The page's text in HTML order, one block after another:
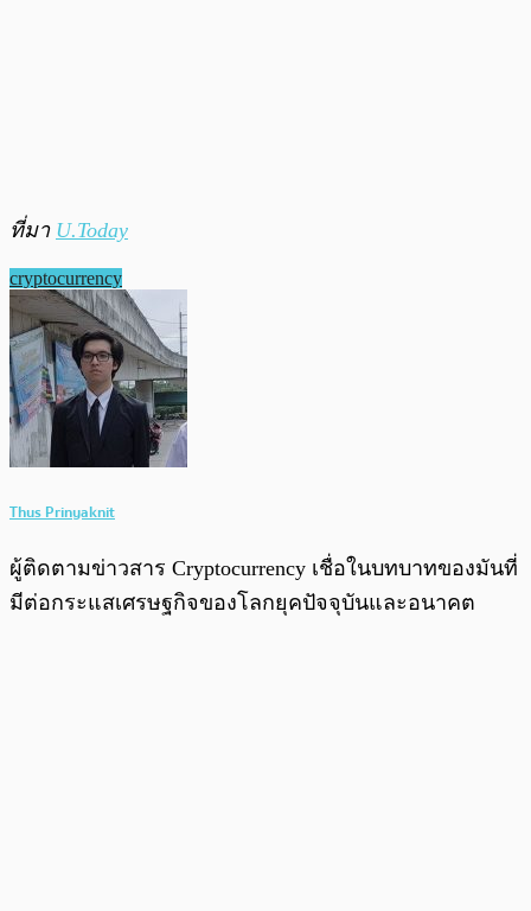
ที่มา U.Today
cryptocurrency
Thus Prinyaknit
ผู้ติดตามข่าวสาร Cryptocurrency เชื่อในบทบาทของมันที่
มีต่อกระแสเศรษฐกิจของโลกยุคปัจจุบันและอนาคต